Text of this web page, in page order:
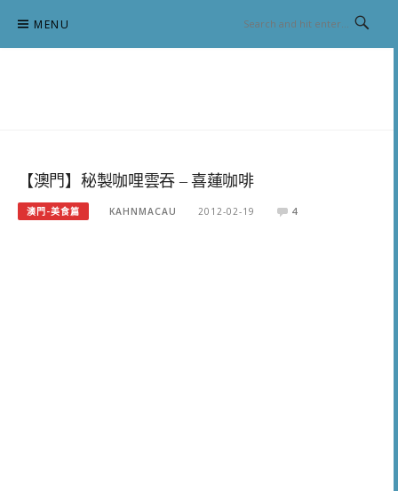
content
MENU
【澳門】秘製咖哩雲吞 – 喜蓮咖啡
澳門-美食篇 KAHNMACAU 2012-02-19 4